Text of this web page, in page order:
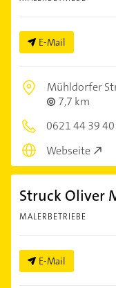
E-Mail
Mühldorfer
7,7 km
0621 44 39 40
Webseite
Struck Oliver
MALERBETRIEBE
E-Mail